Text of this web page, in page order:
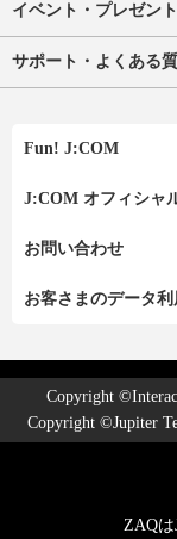
イベント・プレゼント
サポート・よくある
Fun! J:COM
J:COM オフィシャ
お問い合わせ
お客さまのデータ
Copyright
Copyright ©Jupiter
ZAQ